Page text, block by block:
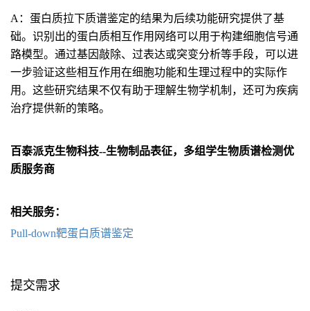
A：蛋白质拉下质谱鉴定的结果为后续功能研究提供了基
础。识别出的蛋白质相互作用网络可以用于构建细胞信号通
路模型。通过基因敲除、过表达或突变分析等手段，可以进
一步验证这些相互作用在细胞功能和生理过程中的实际作
用。这些研究结果不仅有助于理解生物学机制，还可为疾病
治疗提供新的策略。
百泰派克生物科技--生物制品表征，多组学生物质谱检测优
质服务商
相关服务：
Pull-down靶蛋白质谱鉴定
提交需求